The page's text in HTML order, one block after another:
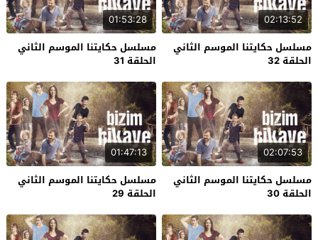
02:13:52
مسلسل حكايتنا الموسم الثاني
الحلقة 32
01:53:28
مسلسل حكايتنا الموسم الثاني
الحلقة 31
02:07:53
مسلسل حكايتنا الموسم الثاني
الحلقة 30
01:47:13
مسلسل حكايتنا الموسم الثاني
الحلقة 29